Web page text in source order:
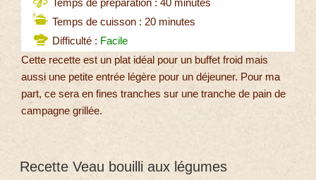
Temps de préparation : 40 minutes
Temps de cuisson : 20 minutes
Difficulté : Facile
Cette recette est un plat idéal pour un buffet froid mais
aussi une petite entrée légère pour un déjeuner. Pour ma
part, ce sera en fines tranches sur une tranche de pain de
campagne grillée.
Recette Veau bouilli aux légumes